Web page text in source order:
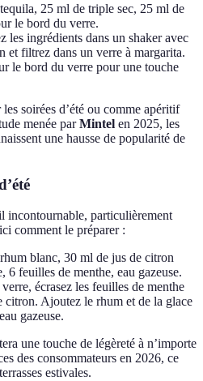
25 ml de triple sec, 25 ml de
le bord du verre.
les ingrédients dans un shaker avec
et filtrez dans un verre à margarita.
le bord du verre pour une touche
soirées d’été ou comme apéritif
menée parMintel en 2025, les
une hausse de popularité de
incontournable, particulièrement
comment le préparer :
blanc, 30 ml de jus de citron
6 feuilles de menthe, eau gazeuse.
écrasez les feuilles de menthe
citron. Ajoutez le rhum et de la glace
gazeuse.
une touche de légèreté à n’importe
des consommateurs en 2026, ce
estivales.